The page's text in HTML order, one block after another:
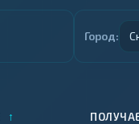
Город:
↑